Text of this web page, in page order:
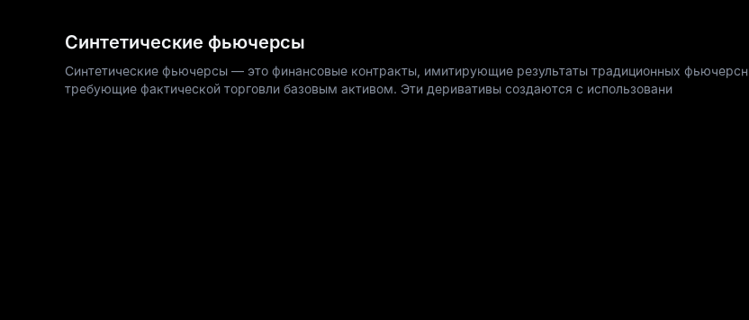
Синтетические фьючерсы
Синтетические фьючерсы — это финансовые контракты, имитирующие результаты традиционных
требующие фактической торговли базовым активом. Эти деривативы создаются с использовани